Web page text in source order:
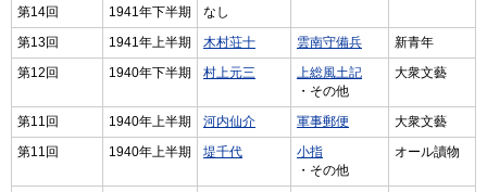
第14回
1941年下半期
なし
第13回
1941年上半期 木村荘十 雲南守備兵
新青年
第12回
1940年下半期 村上元三
上総風土記
・その他
大衆文藝
第11回 1940年上半期 河内仙介 軍事郵便
大衆文藝
第11回
1940年上半期 堤千代
小指
・その他
オール讀物